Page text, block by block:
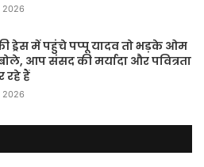
2026
ड्रेस में पहुंचे पप्पू यादव तो भड़के ओम
आप संसद की मर्यादा और पवित्रता
रहे हैं
2026